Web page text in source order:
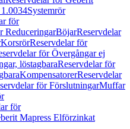
Systemrör
för
ReduceringarBöjarReservdelar
KorsrörReservdelar för
för Övergångar ej
löstagbaraReservdelar för
KompensatorerReservdelar
för FörslutningarMuffar
för
Mapress Elförzinkat